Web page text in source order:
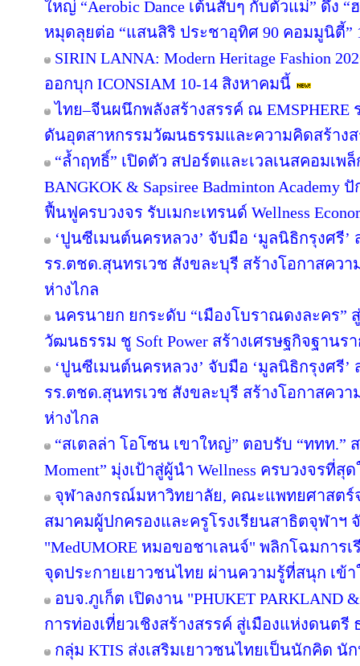
ใหญ่ “Aerobic Dance เต้นสับๆ กับตัวแม่” ดึง
หมุดลุยต่อ “แสนสิริ ประชาอุทิศ 90 คอมมูนิตี้”
SIRIN LANNA: Modern Heritage Fashion
ออกบุก ICONSIAM 10-14 สิงหาคมนี้
ไทย–จีนผนึกพลังสร้างสรรค์ ณ
ดันอุตสาหกรรมวัฒนธรรมและความคิดสร้างส
“ล้ำฤทธิ์” เปิดตัว สปอร์ตและเวลเนสคอมเพ
BANGKOK & Sapsiree Badminton
ฟื้นฟูครบวงจร รับเมกะเทรนด์ Wellness
‘ปูนซีเมนต์นครหลวง’ จับมือ ‘มูลนิธิกรุงศรี’
รร.ตชด.สุนทรเวช สังขละบุรี สร้างโอกาสคว
ห่างไกล
นครนายก ยกระดับ “เมืองโบราณดงละคร”
วัฒนธรรม ชู Soft Power สร้างเศรษฐกิจฐาน
‘ปูนซีเมนต์นครหลวง’ จับมือ ‘มูลนิธิกรุงศรี’
รร.ตชด.สุนทรเวช สังขละบุรี สร้างโอกาสคว
ห่างไกล
“สเตลล่า โอโซน เขาใหญ่” ตอบรับ “ททท.” ส
Moment” มุ่งเป้าสู่ผู้นำ Wellness ครบวงจรที่
จุฬาลงกรณ์มหาวิทยาลัย, คณะแพทยศาสตร์
สมาคมผู้ปกครองและครูโรงเรียนสาธิตจุฬาฯ
"MedUMORE หมอขอชาเลนจ์" พลิกโฉมการเรี
จุดประกายเยาวชนไทย ผ่านความรู้ที่สนุก เข้า
อบจ.ภูเก็ต เปิดงาน "PHUKET PARKLAND
การท่องเที่ยวเชิงสร้างสรรค์ สู่เมืองแห่งดนต
กลุ่ม KTIS ส่งเสริมเยาวชนไทยเป็นนักคิด นั